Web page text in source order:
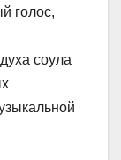
голос,
соула